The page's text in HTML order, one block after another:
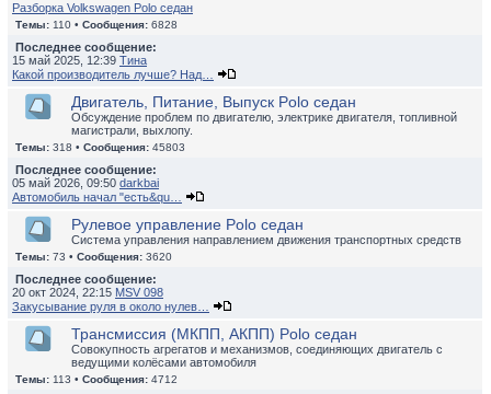
Разборка Volkswagen Polo седан
Темы: 110 • Сообщения: 6828
Последнее сообщение:
15 май 2025, 12:39 Тина
Какой производитель лучше? Над…
Двигатель, Питание, Выпуск Polo седан
Обсуждение проблем по двигателю, электрике двигателя, топливной
магистрали, выхлопу.
Темы: 318 • Сообщения: 45803
Последнее сообщение:
05 май 2026, 09:50 darkbai
Автомобиль начал "есть&qu…
Рулевое управление Polo седан
Система управления направлением движения транспортных средств
Темы: 73 • Сообщения: 3620
Последнее сообщение:
20 окт 2024, 22:15 MSV 098
Закусывание руля в около нулев…
Трансмиссия (МКПП, АКПП) Polo седан
Совокупность агрегатов и механизмов, соединяющих двигатель с
ведущими колёсами автомобиля
Темы: 113 • Сообщения: 4712